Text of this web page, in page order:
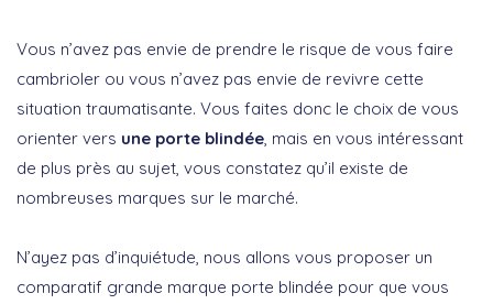
Vous n’avez pas envie de prendre le risque de vous faire
cambrioler ou vous n’avez pas envie de revivre cette
situation traumatisante. Vous faites donc le choix de vous
orienter vers une porte blindée , mais en vous intéressant
de plus près au sujet, vous constatez qu’il existe de
nombreuses marques sur le marché.
N’ayez pas d’inquiétude, nous allons vous proposer un
comparatif grande marque porte blindée pour que vous